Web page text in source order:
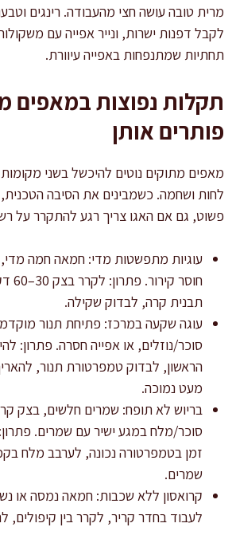
מרית טובה עושה חצי מהעבודה. רינגים
לקבל דפנות ישרות, ונייר אפייה עם
תחתיות שמתנפחות באפייה עיוורת.
תקלות נפוצות במאפים
פותרים אותן
מאפים מתוקים נוטים להיכשל בשני מקומות:
לחות ושחמה. כשמבינים את הסיבה
פשוט, גם אם האגו צריך רגע להתקרר על
עוגיות מתפשטות מדי: חמאה חמה
תבנית קרה, לבדוק שקילה.
עוגה שקעה במרכז: פתיחת תנור
סוכר/נוזלים, או אפייה חסרה. פתרון:
הראשון, לבדוק טמפרטורת תנור,
מעט נמוכה.
בריוש לא תופח: שמרים חלשים, בצק
סוכר/מלח במגע ישיר עם שמרים.
זמן בטמפרטורה נכונה, לערבב מלח
שמרים.
קרואסון ללא שכבות: חמאה נמסה או
לעבוד בחדר קריר, לקרר בין